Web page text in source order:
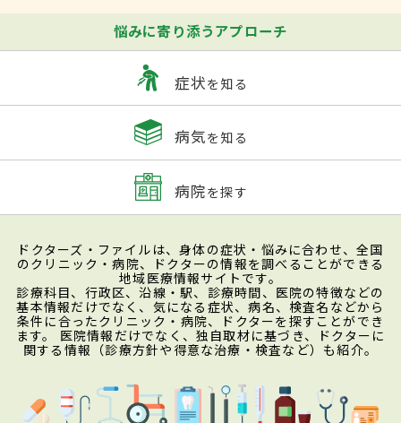
悩みに寄り添うアプローチ
症状を知る
病気を知る
病院を探す
ドクターズ・ファイルは、身体の症状・悩みに合わせ、全国
のクリニック・病院、ドクターの情報を調べることができる
地域医療情報サイトです。
診療科目、行政区、沿線・駅、診療時間、医院の特徴などの
基本情報だけでなく、気になる症状、病名、検査名などから
条件に合ったクリニック・病院、ドクターを探すことができ
ます。 医院情報だけでなく、独自取材に基づき、ドクターに
関する情報（診療方針や得意な治療・検査など）も紹介。